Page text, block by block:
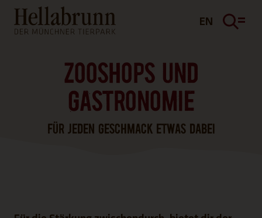
Hauptinhalt
Fußbereich
EN
ZOOSHOPS UND
GASTRONOMIE
FÜR JEDEN GESCHMACK ETWAS DABEI